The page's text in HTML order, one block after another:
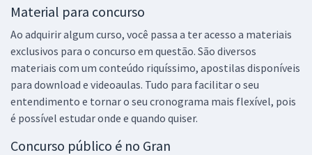
Material para concurso
Ao adquirir algum curso, você passa a ter acesso a materiais
exclusivos para o concurso em questão. São diversos
materiais com um conteúdo riquíssimo, apostilas disponíveis
para download e videoaulas. Tudo para facilitar o seu
entendimento e tornar o seu cronograma mais flexível, pois
é possível estudar onde e quando quiser.
Concurso público é no Gran